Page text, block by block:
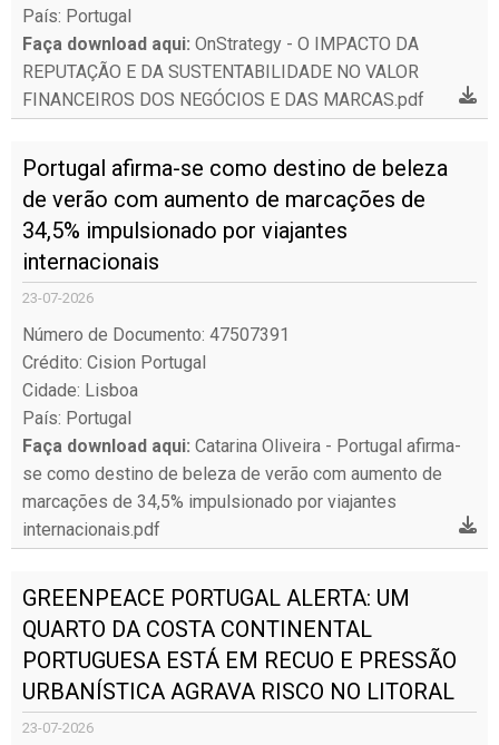
País: Portugal
Faça download aqui: OnStrategy - O IMPACTO DA
REPUTAÇÃO E DA SUSTENTABILIDADE NO VALOR
FINANCEIROS DOS NEGÓCIOS E DAS MARCAS.pdf
Portugal afirma-se como destino de beleza
de verão com aumento de marcações de
34,5% impulsionado por viajantes
internacionais
23-07-2026
Número de Documento: 47507391
Crédito: Cision Portugal
Cidade: Lisboa
País: Portugal
Faça download aqui: Catarina Oliveira - Portugal afirma-
se como destino de beleza de verão com aumento de
marcações de 34,5% impulsionado por viajantes
internacionais.pdf
GREENPEACE PORTUGAL ALERTA: UM
QUARTO DA COSTA CONTINENTAL
PORTUGUESA ESTÁ EM RECUO E PRESSÃO
URBANÍSTICA AGRAVA RISCO NO LITORAL
23-07-2026